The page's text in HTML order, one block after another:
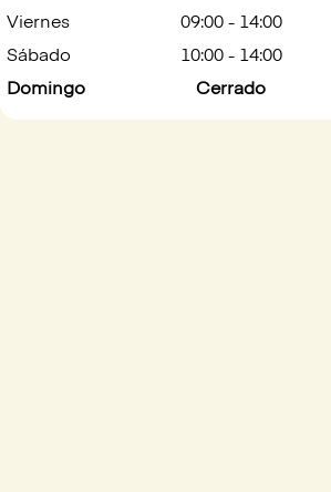
Viernes
09:00 - 14:00
Sábado
10:00 - 14:00
Domingo
Cerrado